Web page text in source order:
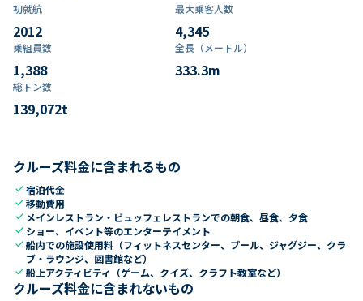
初就航
2012
最大乗客人数
4,345
乗組員数​
1,388
全長（メートル）
333.3m
総トン数​
139,072t
クルーズ料金に含まれるもの
check宿泊代金
check移動費用
check メインレストラン・ビュッフェレストランでの朝食、昼食、夕食
check ショー、イベント等のエンターテイメント
check船内での施設使用料（フィットネスセンター、プール、ジャグジー、クラ
ブ・ラウンジ、図書館など）
check船上アクティビティ（ゲーム、クイズ、クラフト教室など）
クルーズ料金に含まれないもの